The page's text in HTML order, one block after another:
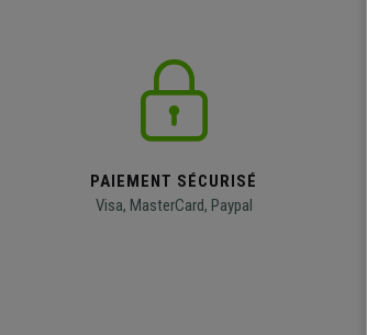
PAIEMENT SÉCURISÉ
Visa, MasterCard, Paypal